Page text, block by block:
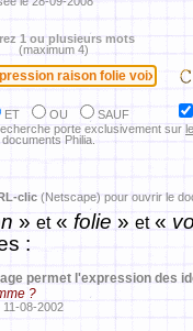
1 ou plusieurs mots
(maximum 4)
ET OU
SAUF
porte exclusivement sur
Philia.
clic (Netscape) pour ouvrir le
» et« folie » et«
:
permet l'expression des
?
08-2002